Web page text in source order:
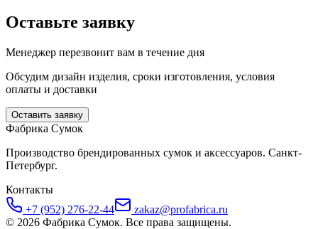
Оставьте заявку
Менеджер перезвонит вам в течение дня
Обсудим дизайн изделия, сроки изготовления, условия
оплаты и доставки
Оставить заявку
Фабрика Сумок
Производство брендированных сумок и аксессуаров. Санкт-
Петербург.
Контакты
+7 (952) 276-22-44
zakaz@profabrica.ru
© 2026 Фабрика Сумок. Все права защищены.